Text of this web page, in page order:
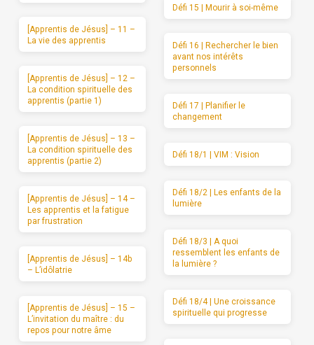
[Apprentis de Jésus] – 11 –
La vie des apprentis
[Apprentis de Jésus] – 12 –
La condition spirituelle des
apprentis (partie 1)
[Apprentis de Jésus] – 13 –
La condition spirituelle des
apprentis (partie 2)
[Apprentis de Jésus] – 14 –
Les apprentis et la fatigue
par frustration
[Apprentis de Jésus] – 14b
– L’idôlatrie
[Apprentis de Jésus] – 15 –
L’invitation du maître : du
repos pour notre âme
Défi 15 | Mourir à soi-même
Défi 16 | Rechercher le bien
avant nos intérêts
personnels
Défi 17 | Planifier le
changement
Défi 18/1 | VIM : Vision
Défi 18/2 | Les enfants de la
lumière
Défi 18/3 | A quoi
ressemblent les enfants de
la lumière ?
Défi 18/4 | Une croissance
spirituelle qui progresse